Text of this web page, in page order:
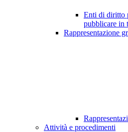
Enti di diritto
pubblicare in
Rappresentazione
Attività e procedimenti